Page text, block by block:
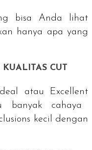
bisa Anda lihat
hanya apa yang
CUT
atau Excellent
banyak cahaya
kecil dengan